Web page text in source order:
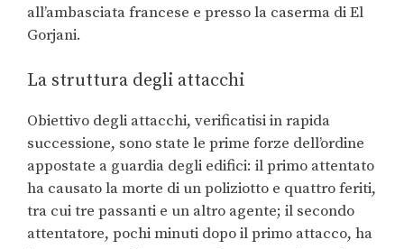
all’ambasciata francese e presso la caserma di El
Gorjani.
La struttura degli attacchi
Obiettivo degli attacchi, verificatisi in rapida
successione, sono state le prime forze dell’ordine
appostate a guardia degli edifici: il primo attentato
ha causato la morte di un poliziotto e quattro feriti,
tra cui tre passanti e un altro agente; il secondo
attentatore, pochi minuti dopo il primo attacco, ha